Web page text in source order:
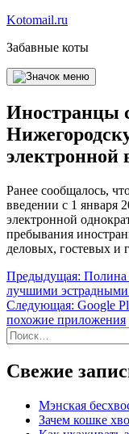
Перейти
содержимому
Kotomail.ru
Забавные коты
Иностранцы
электронной
Ранее сообщалось,
введении с 1 января
электронной
пребывания
деловых, гостевых и
Навигация
по
записям
Предыдущая: Полина
лучшими эстрадными
Следующая: Google
похожие приложения
Найти:
Свежие
Мэнская
Зачем кошке